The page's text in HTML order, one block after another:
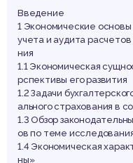
Введение
1 Экономические основы
учета и аудита
ния
1.1 Экономическая
рспективы его развития
1.2 Задачи
ального страхования в
1.3 Обзор
ов по теме
1.4 Экономическая
ны»